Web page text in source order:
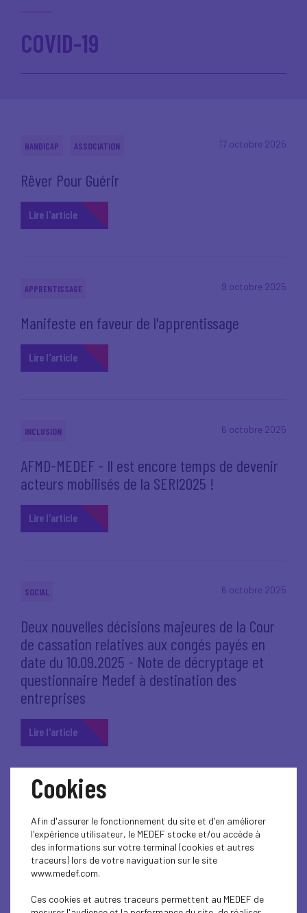
COVID-19
17 octobre 2025
HANDICAP ASSOCIATION
Rêver Pour Guérir
Lire l'article
9 octobre 2025
APPRENTISSAGE
Manifeste en faveur de l'apprentissage
Lire l'article
6 octobre 2025
INCLUSION
AFMD-MEDEF - Il est encore temps de devenir
acteurs mobilisés de la SERI2025 !
Lire l'article
6 octobre 2025
SOCIAL
Deux nouvelles décisions majeures de la Cour
de cassation relatives aux congés payés en
date du 10.09.2025 - Note de décryptage et
questionnaire Medef à destination des
entreprises
Lire l'article
Foire aux questions – Nouveau formulaire
sécurisé d’arrêt de travail
Cookies
Afin d'assurer le fonctionnement du site et d'en améliorer
l'expérience utilisateur, le MEDEF stocke et/ou accède à
des informations sur votre terminal (cookies et autres
traceurs) lors de votre naviguation sur le site
www.medef.com.
Ces cookies et autres traceurs permettent au MEDEF de